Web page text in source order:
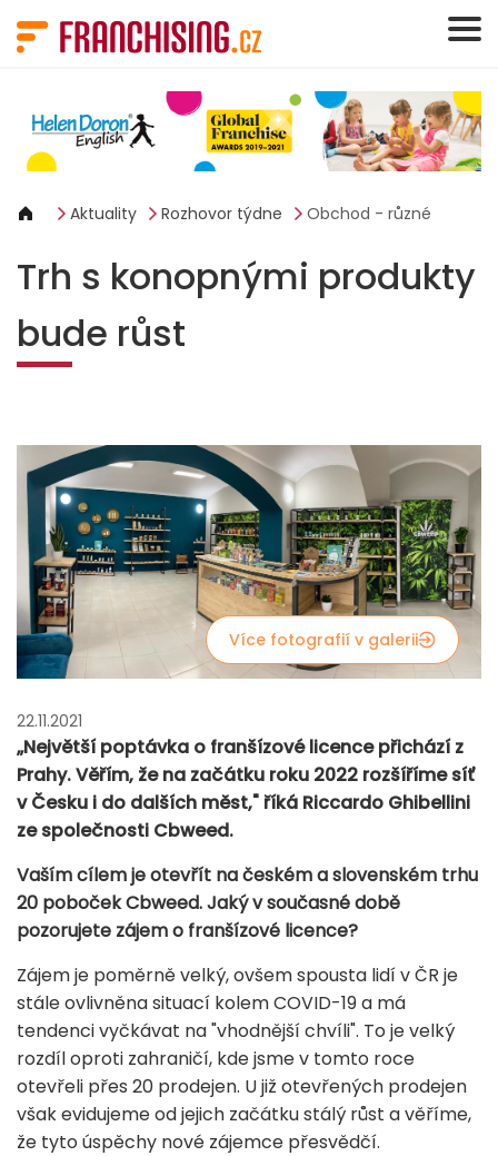
Aktuality Rozhovor týdne Obchod - různé
Trh s konopnými produkty
bude růst
Více fotografií v galerii
22.11.2021
„Největší poptávka o franšízové licence přichází z
Prahy. Věřím, že na začátku roku 2022 rozšíříme síť
v Česku i do dalších měst," říká Riccardo Ghibellini
ze společnosti Cbweed.
Vaším cílem je otevřít na českém a slovenském trhu
20 poboček Cbweed. Jaký v současné době
pozorujete zájem o franšízové licence?
Zájem je poměrně velký, ovšem spousta lidí v ČR je
stále ovlivněna situací kolem COVID-19 a má
tendenci vyčkávat na "vhodnější chvíli". To je velký
rozdíl oproti zahraničí, kde jsme v tomto roce
otevřeli přes 20 prodejen. U již otevřených prodejen
však evidujeme od jejich začátku stálý růst a věříme,
že tyto úspěchy nové zájemce přesvědčí.